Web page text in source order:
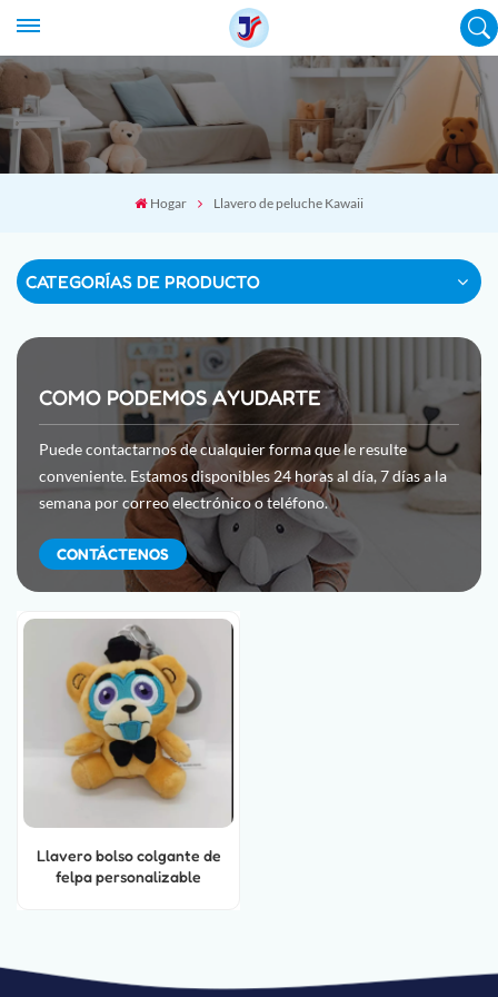
Hogar Llavero de peluche Kawaii
CATEGORÍAS DE PRODUCTO
COMO PODEMOS AYUDARTE
Puede contactarnos de cualquier forma que le resulte
conveniente. Estamos disponibles 24 horas al día, 7 días a la
semana por correo electrónico o teléfono.
CONTÁCTENOS
Llavero bolso colgante de
felpa personalizable